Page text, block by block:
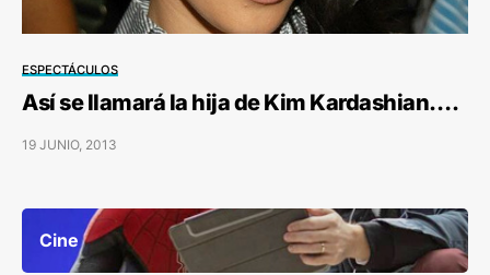
ESPECTÁCULOS
Así se llamará la hija de Kim Kardashian….
19 JUNIO, 2013
Cine